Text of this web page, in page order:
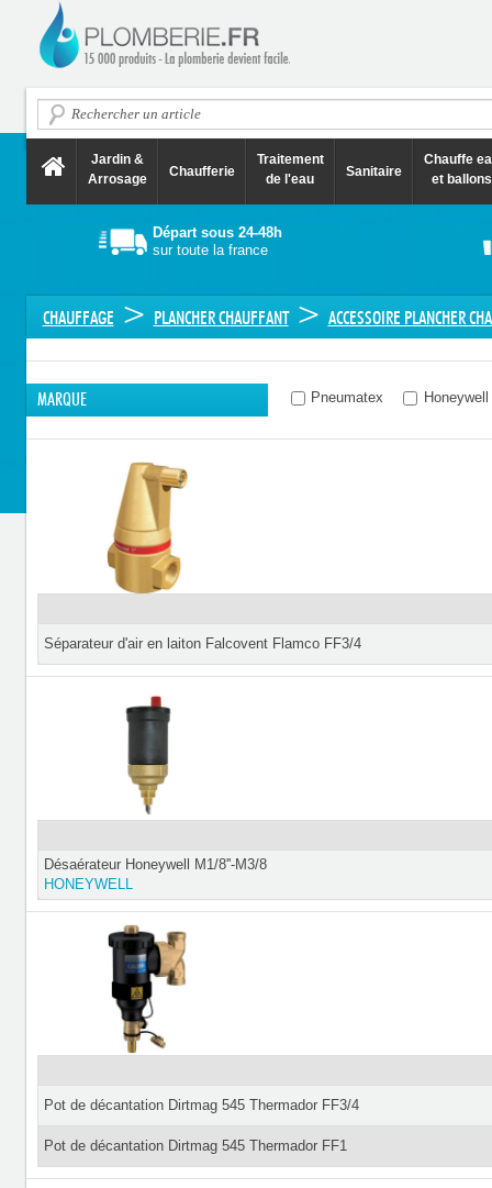
Jardin &
Arrosage
Chaufferie
Traitement
de l'eau
Sanitaire
Chauffe
et ballons
Départ sous 24-48h
sur toute la france
CHAUFFAGE > PLANCHER CHAUFFANT > ACCESSOIRE PLANCHER
MARQUE Pneumatex Honeywell
Séparateur d'air en laiton Falcovent Flamco FF3/4
Désaérateur Honeywell M1/8''-M3/8
HONEYWELL
Pot de décantation Dirtmag 545 Thermador FF3/4
Pot de décantation Dirtmag 545 Thermador FF1